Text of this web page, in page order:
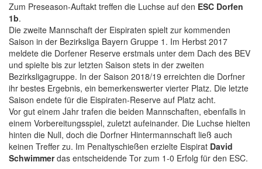
Zum Preseason-Auftakt treffen die Luchse auf den ESC Dorfen
1b.
Die zweite Mannschaft der Eispiraten spielt zur kommenden
Saison in der Bezirksliga Bayern Gruppe 1. Im Herbst 2017
meldete die Dorfener Reserve erstmals unter dem Dach des BEV
und spielte bis zur letzten Saison stets in der zweiten
Bezirksligagruppe. In der Saison 2018/19 erreichten die Dorfner
ihr bestes Ergebnis, ein bemerkenswerter vierter Platz. Die letzte
Saison endete für die Eispiraten-Reserve auf Platz acht.
Vor gut einem Jahr trafen die beiden Mannschaften, ebenfalls in
einem Vorbereitungsspiel, zuletzt aufeinander. Die Luchse hielten
hinten die Null, doch die Dorfner Hintermannschaft ließ auch
keinen Treffer zu. Im Penaltyschießen erzielte Eispirat David
Schwimmerdas entscheidende Tor zum 1-0 Erfolg für den ESC.